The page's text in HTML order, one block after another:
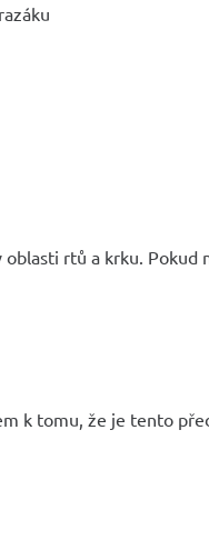
rtů a krku. Pokud
k tomu, že je tento